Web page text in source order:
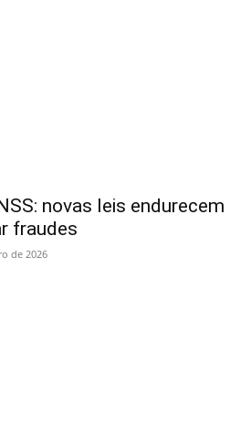
novas leis endurecem
fraudes
de 2026